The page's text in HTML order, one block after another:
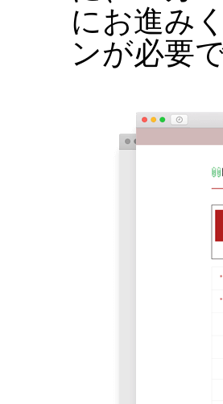
にお進み
ンが必要で